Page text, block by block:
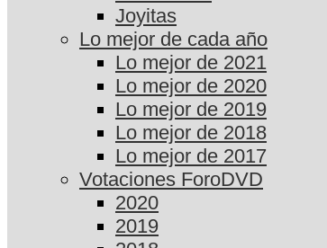
Joyitas
Lo mejor de cada año
Lo mejor de 2021
Lo mejor de 2020
Lo mejor de 2019
Lo mejor de 2018
Lo mejor de 2017
Votaciones ForoDVD
2020
2019